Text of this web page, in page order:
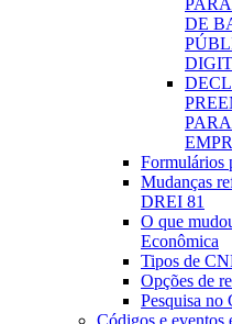
DE
Formulários
Mudanças
DREI 81
O que
Econômica
Tipos de
Opções de
Pesquisa no
Códigos e eventos